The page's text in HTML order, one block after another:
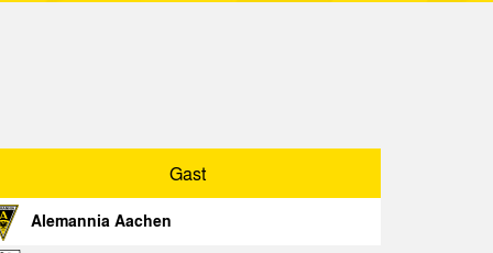
Spielbericht
Spielbericht
Gast
Alemannia Aachen